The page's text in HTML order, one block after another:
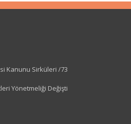
Kanunu Sirküleri /73
Yönetmeliği Değişti